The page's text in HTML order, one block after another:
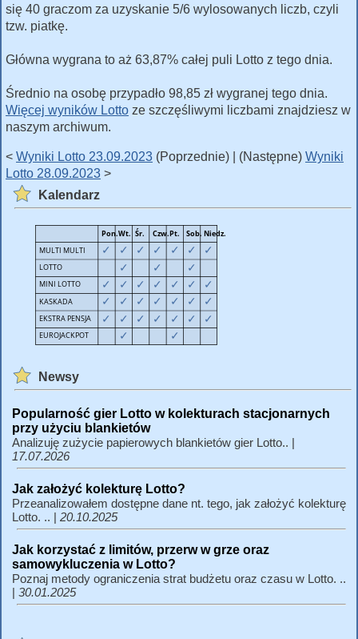
się 40 graczom za uzyskanie 5/6 wylosowanych liczb, czyli
tzw. piatkę.
Główna wygrana to aż 63,87% całej puli Lotto z tego dnia.
Średnio na osobę przypadło 98,85 zł wygranej tego dnia.
Więcej wyników Lotto ze szczęśliwymi liczbami znajdziesz w
naszym archiwum.
< Wyniki Lotto 23.09.2023 (Poprzednie) | (Następne) Wyniki
Lotto 28.09.2023 >
Kalendarz
Newsy
Popularność gier Lotto w kolekturach stacjonarnych
przy użyciu blankietów
Analizuję zużycie papierowych blankietów gier Lotto.. |
17.07.2026
Jak założyć kolekturę Lotto?
Przeanalizowałem dostępne dane nt. tego, jak założyć kolekturę
Lotto. .. | 20.10.2025
Jak korzystać z limitów, przerw w grze oraz
samowykluczenia w Lotto?
Poznaj metody ograniczenia strat budżetu oraz czasu w Lotto. ..
| 30.01.2025